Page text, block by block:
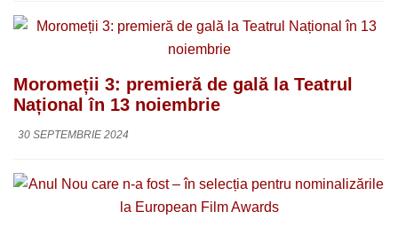
Moromeții 3: premieră de gală la Teatrul
Național în 13 noiembrie
30 SEPTEMBRIE 2024